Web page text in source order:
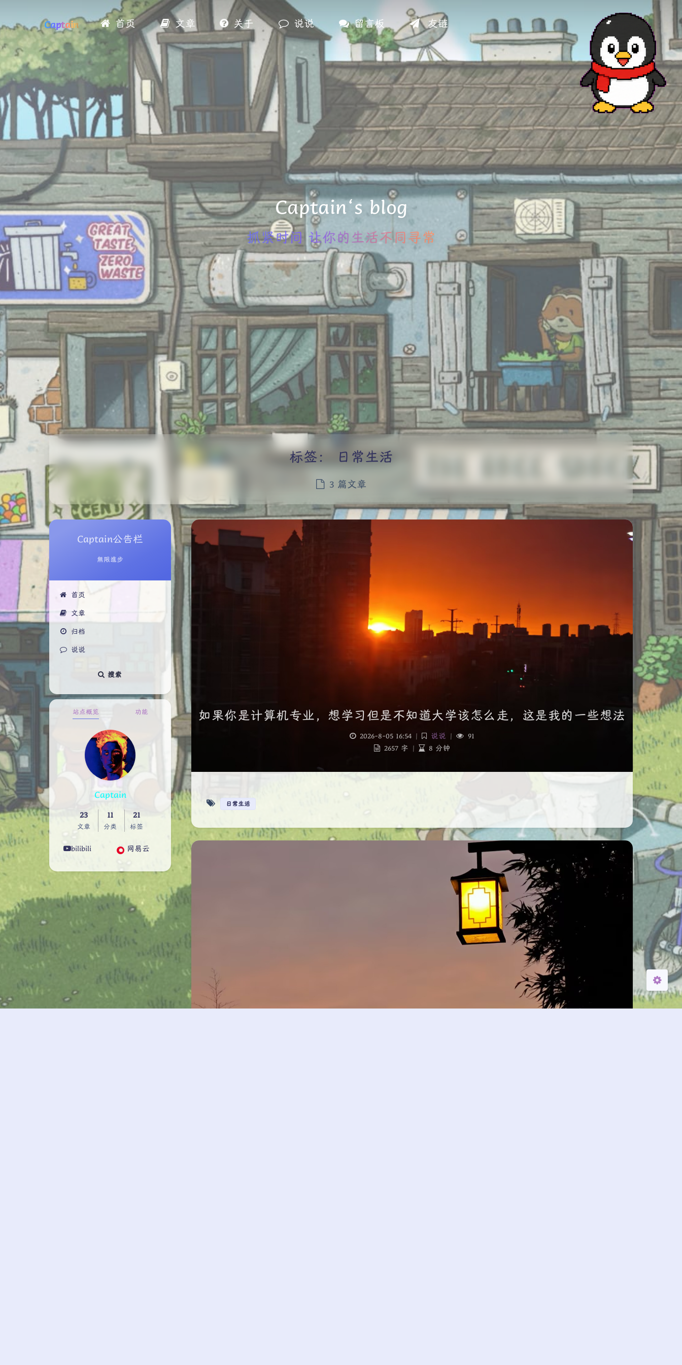
Captain 首页 文章 关于 说说 留言板 友链
Captain‘s blog
抓紧时间 让你的生活不同寻常
夜间模式
Sans Serif Serif
浅阴影
关闭 日落
标签： 日常生活
3 篇文章
Captain公告栏
無限進步
首页
文章
归档
说说
搜索
站点概览 功能
Captain
23
文章
11
分类
21
标签
bilibili 网易云
如果你是计算机专业，想学习但是不知道大学该怎么走，这是我的一些想法
2026-8-05 16:54 | 说说 |
91
2657 字 | 8 分钟
日常生活